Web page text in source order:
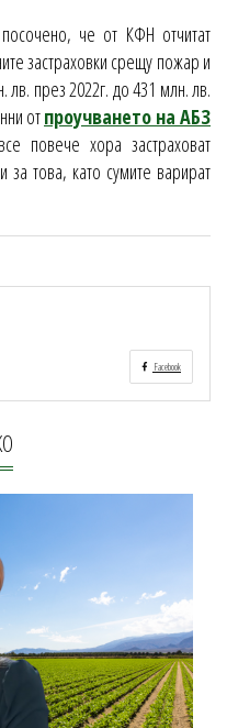
че от КФН отчитат
застраховки срещу пожар и
лв. през 2022г. до 431 млн. лв.
отпроучването на АБЗ
повече хора застраховат
това, като сумите варират
Facebook